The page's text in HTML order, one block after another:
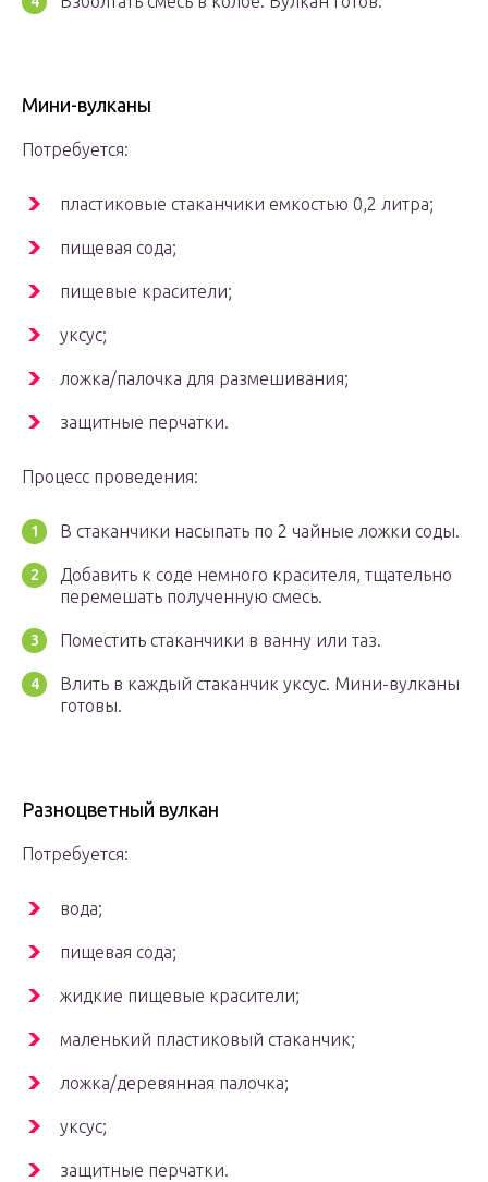
Мини-вулканы
Потребуется:
пластиковые стаканчики емкостью 0,2 литра;
пищевая сода;
пищевые красители;
уксус;
ложка/палочка для размешивания;
защитные перчатки.
Процесс проведения:
В стаканчики насыпать по 2 чайные ложки соды.
Добавить к соде немного красителя, тщательно
перемешать полученную смесь.
Поместить стаканчики в ванну или таз.
Влить в каждый стаканчик уксус. Мини-вулканы
готовы.
Разноцветный вулкан
Потребуется:
вода;
пищевая сода;
жидкие пищевые красители;
маленький пластиковый стаканчик;
ложка/деревянная палочка;
уксус;
защитные перчатки.